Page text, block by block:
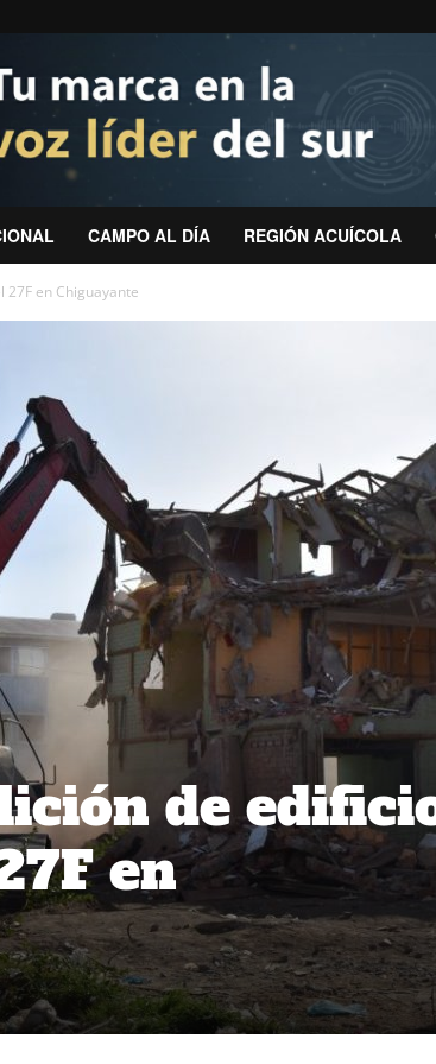
CAMPO AL DÍA REGIÓN ACUÍCOLA
en Chiguayante
de
en